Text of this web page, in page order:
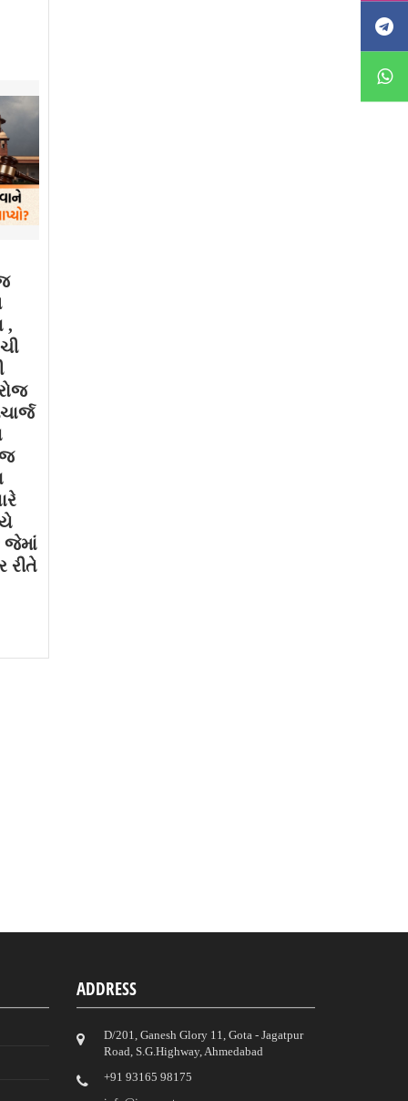
,
જેમાં
રીતે
ADDRESS
D/201, Ganesh Glory 11, Gota - Jagatpur
Road, S.G.Highway, Ahmedabad
‎+91 93165 98175